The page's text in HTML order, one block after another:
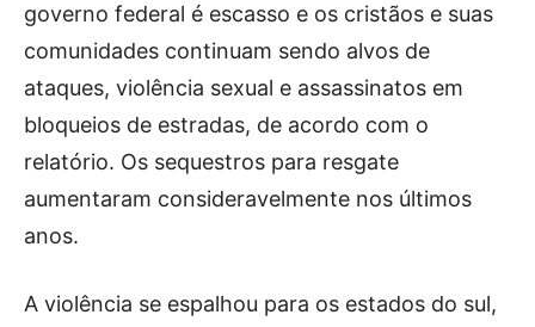
governo federal é escasso e os cristãos e suas
comunidades continuam sendo alvos de
ataques, violência sexual e assassinatos em
bloqueios de estradas, de acordo com o
relatório. Os sequestros para resgate
aumentaram consideravelmente nos últimos
anos.
A violência se espalhou para os estados do sul,